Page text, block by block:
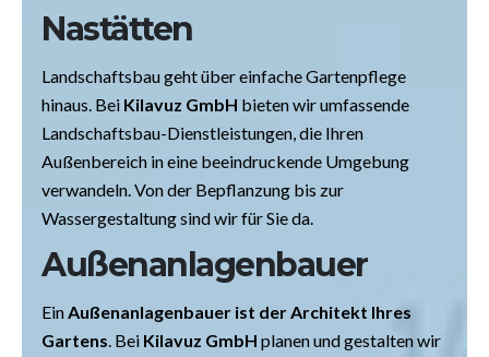
Nastätten
Landschaftsbau geht über einfache Gartenpflege
hinaus. Bei Kilavuz GmbH bieten wir umfassende
Landschaftsbau-Dienstleistungen, die Ihren
Außenbereich in eine beeindruckende Umgebung
verwandeln. Von der Bepflanzung bis zur
Wassergestaltung sind wir für Sie da.
Außenanlagenbauer
EinAußenanlagenbauer ist der Architekt Ihres
Gartens. Bei Kilavuz GmbH planen und gestalten wir